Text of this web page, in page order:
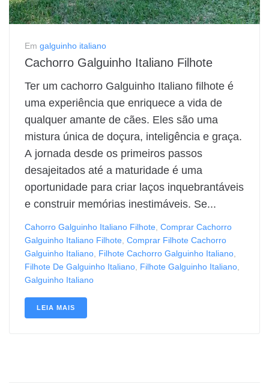
Em galguinho italiano
Cachorro Galguinho Italiano Filhote
Ter um cachorro Galguinho Italiano filhote é
uma experiência que enriquece a vida de
qualquer amante de cães. Eles são uma
mistura única de doçura, inteligência e graça.
A jornada desde os primeiros passos
desajeitados até a maturidade é uma
oportunidade para criar laços inquebrantáveis
e construir memórias inestimáveis. Se...
Cahorro Galguinho Italiano Filhote Comprar Cachorro
Galguinho Italiano Filhote Comprar Filhote Cachorro
Galguinho Italiano Filhote Cachorro Galguinho Italiano
Filhote De Galguinho Italiano Filhote Galguinho Italiano
Galguinho Italiano
LEIA MAIS